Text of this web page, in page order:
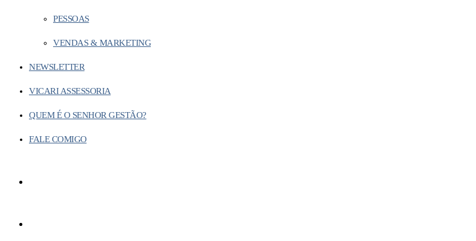
PESSOAS
VENDAS & MARKETING
NEWSLETTER
VICARI ASSESSORIA
QUEM É O SENHOR GESTÃO?
FALE COMIGO